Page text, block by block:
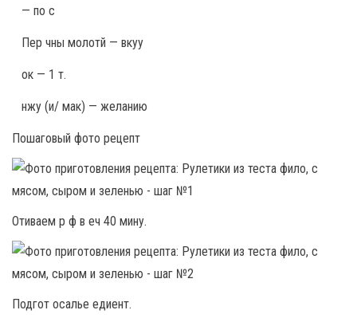
— по с
Пер чны молотй — вкуу
ок — 1 т.
нжу (и/ мак) — желанию
Пошаговый фото рецепт
Отиваем р ф в еч 40 мину.
Подгот осалье едиент.